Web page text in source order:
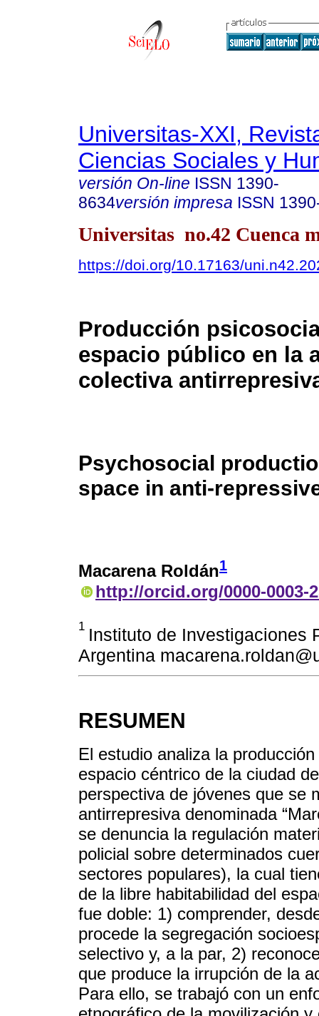
Universitas-XXI,
Ciencias Sociales y
versión On-line ISSN 1390-
8634versión impresa ISSN
Universitas no.42 Cuenca
https://doi.org/10.17163/
Producción
espacio público en la
colectiva
Psychosocial
space in anti-
Macarena Roldán1
http://orcid.org/0000-0003-
1 Instituto de Investigaciones
Argentina
RESUMEN
El estudio analiza la
espacio céntrico de la ciudad
perspectiva de jóvenes que se
antirrepresiva denominada
se denuncia la regulación
policial sobre determinados
sectores populares), la cual
de la libre habitabilidad del
fue doble: 1) comprender,
procede la segregación
selectivo y, a la par, 2)
que produce la irrupción de la
Para ello, se trabajó con un